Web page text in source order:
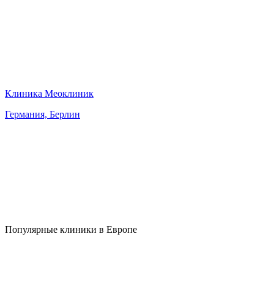
Клиника Меоклиник
Германия, Берлин
Популярные клиники в Европе